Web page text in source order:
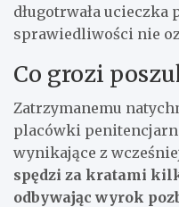
długotrwała ucieczka
sprawiedliwości nie
Co grozi
Zatrzymanemu
placówki
wynikające z
spędzi za kratami
odbywając wyrok